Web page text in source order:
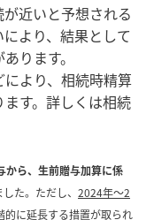
近いと予想される
より、結果として
ります。
より、相続時精算
す。詳しくは相続
から、生前贈与加算に係
た。ただし、 2024年～2
に延長する措置が取られ